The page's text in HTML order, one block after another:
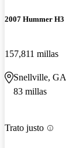
2007 Hummer H3
157,811 millas
Snellville, GA
83 millas
Trato justo